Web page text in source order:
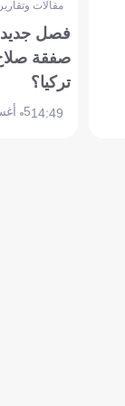
مقالات
فصل جديد
صفقة
تركيا؟
14:495 أغسطس 2026